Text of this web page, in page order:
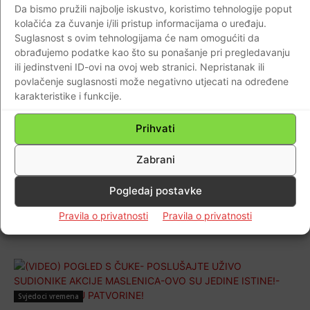
Da bismo pružili najbolje iskustvo, koristimo tehnologije poput
kolačića za čuvanje i/ili pristup informacijama o uređaju.
Suglasnost s ovim tehnologijama će nam omogućiti da
obrađujemo podatke kao što su ponašanje pri pregledavanju
ili jedinstveni ID-ovi na ovoj web stranici. Nepristanak ili
povlačenje suglasnosti može negativno utjecati na određene
karakteristike i funkcije.
Prihvati
Zabrani
Pogledaj postavke
Pravila o privatnosti Pravila o privatnosti
DAMIROM BANIĆEM prisjećamo se
vremena kada su se stvarale legende…
Braniteljski portal - 26.06.2021
AKTUALNO
U emisiji “Pogled s Čuke-dr.sc. Ante Nazor:
Hrvatska država nam nije darovana, ona je
stvorena u teškom ratu! To naša djeca
trebaju znati i osjetiti da imaju razloga biti
ponosni!
Braniteljski portal - 22.06.2020
Svjedoci vremena